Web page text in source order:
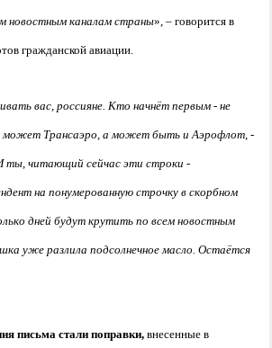
новостным каналам страны», – говорится в
гражданской авиации.
вас, россияне. Кто начнёт первым - не
Трансаэро, а может быть и Аэрофлот , -
ты, читающий сейчас эти строки -
на понумерованную строчку в скорбном
дней будут крутить по всем новостным
уже разлила подсолнечное масло. Остаётся
письма стали поправки, внесенные в